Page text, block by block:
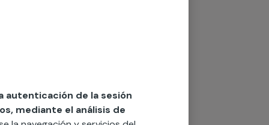
autenticación de la sesión
mediante el análisis de